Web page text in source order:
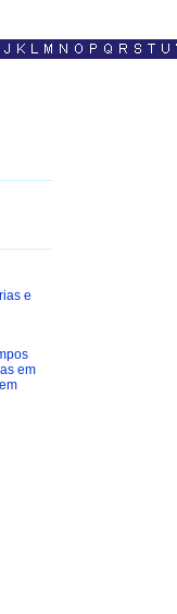
e
em